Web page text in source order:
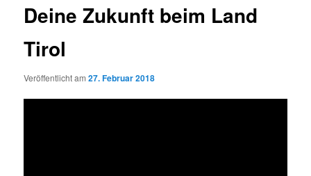
Deine Zukunft beim Land
Tirol
Veröffentlicht am27. Februar 2018